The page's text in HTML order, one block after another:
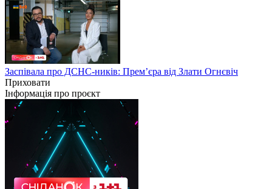
Заспівала про ДСНС-ників: Прем’єра від Злати Огнєвіч
Приховати
Інформація про проєкт